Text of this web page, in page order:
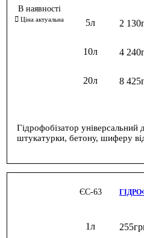
5л 2 130
10л 4 240
20л 8 425
Гідрофобізатор універсальний
штукатурки, бетону, шиферу
ЄС-63
1л 255